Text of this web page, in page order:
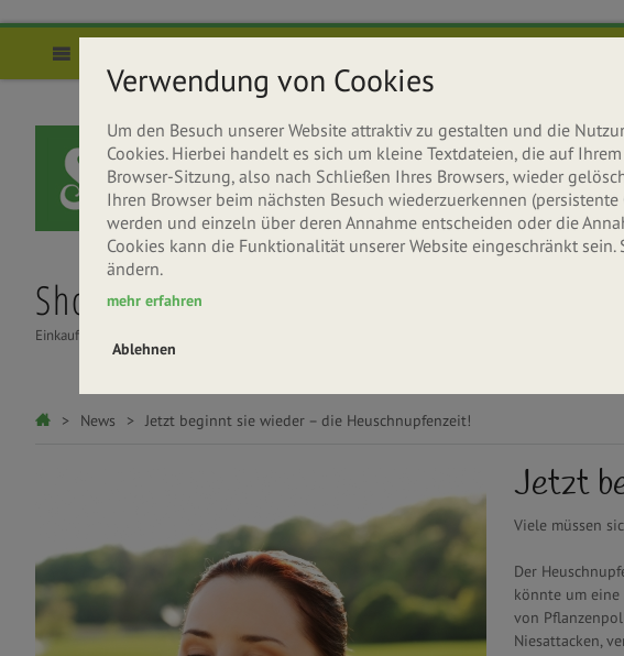
Shop
Einkaufen
Über uns
Sie sind hier
News Jetzt beginnt sie wieder – die Heuschnupfenzeit!
Jetzt
Viele müssen
Der
könnte um
von
Niesattacken,
Verwendung von Cookies
Um den Besuch unserer Website attraktiv zu gestalten und die
Cookies. Hierbei handelt es sich um kleine Textdateien, die auf
Browser-Sitzung, also nach Schließen Ihres Browsers, wieder
Ihren Browser beim nächsten Besuch wiederzuerkennen
werden und einzeln über deren Annahme entscheiden oder die
Cookies kann die Funktionalität unserer Website eingeschränkt
ändern.
mehr erfahren
Ablehnen